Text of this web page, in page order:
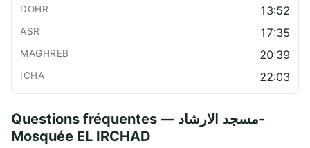
13:52
17:35
20:39
22:03
Questions fréquentes — مسجد الارشاد-
Mosquée EL IRCHAD